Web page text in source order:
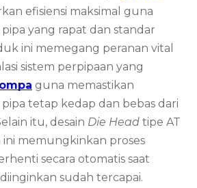
efisiensi maksimal guna
yang rapat dan standar
ini memegang peranan vital
sistem perpipaan yang
guna memastikan
tetap kedap dan bebas dari
itu, desain Die Head tipe AT
ini memungkinkan proses
secara otomatis saat
sudah tercapai.